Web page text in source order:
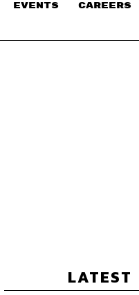
EVENTS CAREERS
LATEST